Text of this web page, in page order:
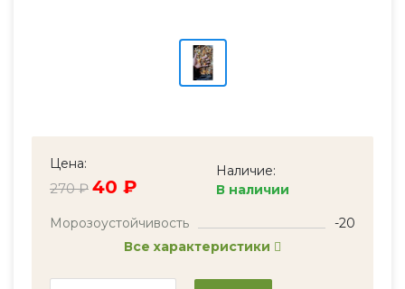
Цена:
270 ₽ 40 ₽
Наличие:
В наличии
Морозоустойчивость
-20
Все характеристики